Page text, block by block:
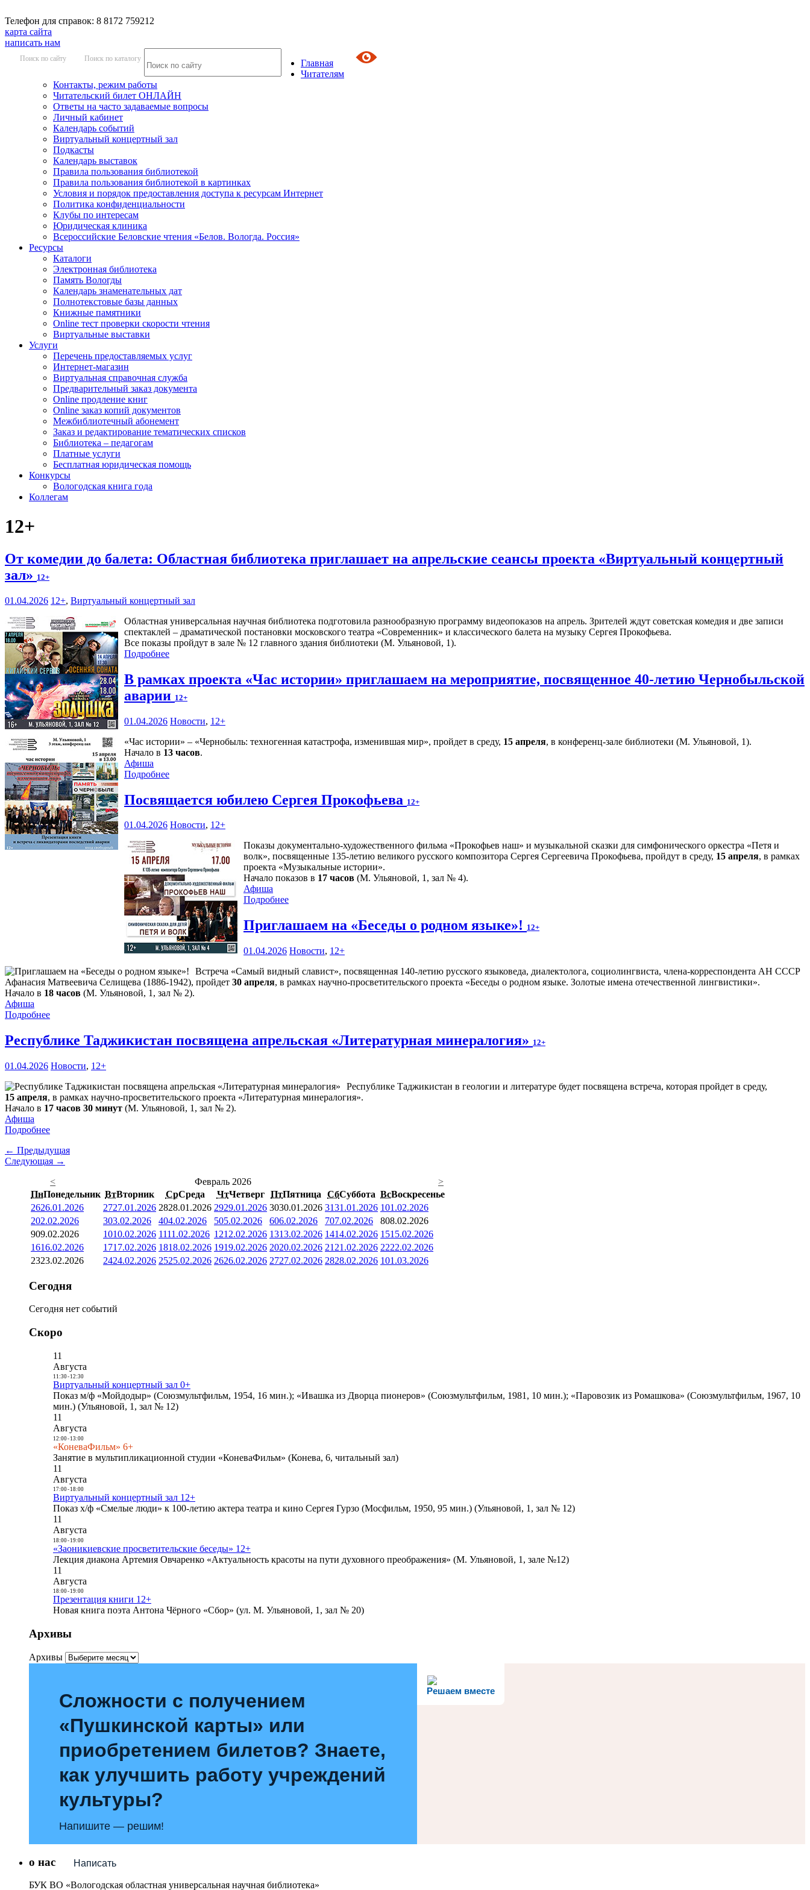
Телефон для справок: 8 8172 759212
карта сайта
написать нам
Поиск по сайту Поиск по каталогу
Главная
Читателям
Контакты, режим работы
Читательский билет ОНЛАЙН
Ответы на часто задаваемые вопросы
Личный кабинет
Календарь событий
Виртуальный концертный зал
Подкасты
Календарь выставок
Правила пользования библиотекой
Правила пользования библиотекой в картинках
Условия и порядок предоставления доступа к ресурсам Интернет
Политика конфиденциальности
Клубы по интересам
Юридическая клиника
Всероссийские Беловские чтения «Белов. Вологда. Россия»
Ресурсы
Каталоги
Электронная библиотека
Память Вологды
Календарь знаменательных дат
Полнотекстовые базы данных
Книжные памятники
Online тест проверки скорости чтения
Виртуальные выставки
Услуги
Перечень предоставляемых услуг
Интернет-магазин
Виртуальная справочная служба
Предварительный заказ документа
Online продление книг
Online заказ копий документов
Межбиблиотечный абонемент
Заказ и редактирование тематических списков
Библиотека – педагогам
Платные услуги
Бесплатная юридическая помощь
Конкурсы
Вологодская книга года
Коллегам
12+
От комедии до балета: Областная библиотека приглашает на апрельские сеансы проекта «Виртуальный концертный
зал» 12+
01.04.2026 12+, Виртуальный концертный зал
Областная универсальная научная библиотека подготовила разнообразную программу видеопоказов на апрель. Зрителей ждут советская комедия и две записи
спектаклей – драматической постановки московского театра «Современник» и классического балета на музыку Сергея Прокофьева.
Все показы пройдут в зале № 12 главного здания библиотеки (М. Ульяновой, 1).
Подробнее
В рамках проекта «Час истории» приглашаем на мероприятие, посвященное 40-летию Чернобыльской
аварии 12+
01.04.2026 Новости, 12+
«Час истории» – «Чернобыль: техногенная катастрофа, изменившая мир», пройдет в среду, 15 апреля, в конференц-зале библиотеки (М. Ульяновой, 1).
Начало в 13 часов.
Афиша
Подробнее
Посвящается юбилею Сергея Прокофьева 12+
01.04.2026 Новости, 12+
Показы документально-художественного фильма «Прокофьев наш» и музыкальной сказки для симфонического оркестра «Петя и
волк», посвященные 135-летию великого русского композитора Сергея Сергеевича Прокофьева, пройдут в среду, 15 апреля, в рамках
проекта «Музыкальные истории».
Начало показов в 17 часов (М. Ульяновой, 1, зал № 4).
Афиша
Подробнее
Приглашаем на «Беседы о родном языке»! 12+
01.04.2026 Новости, 12+
Встреча «Самый видный славист», посвященная 140-летию русского языковеда, диалектолога, социолингвиста, члена-корреспондента АН СССР
Афанасия Матвеевича Селищева (1886-1942), пройдет 30 апреля, в рамках научно-просветительского проекта «Беседы о родном языке. Золотые имена отечественной лингвистики».
Начало в 18 часов (М. Ульяновой, 1, зал № 2).
Афиша
Подробнее
Республике Таджикистан посвящена апрельская «Литературная минералогия» 12+
01.04.2026 Новости, 12+
Республике Таджикистан в геологии и литературе будет посвящена встреча, которая пройдет в среду,
15 апреля, в рамках научно-просветительского проекта «Литературная минералогия».
Начало в 17 часов 30 минут (М. Ульяновой, 1, зал № 2).
Афиша
Подробнее
← Предыдущая
Следующая →
<
Февраль 2026
>
ПнПонедельник ВтВторник СрСреда ЧтЧетверг ПтПятница СбСуббота ВсВоскресенье
2626.01.2026 2727.01.2026 2828.01.2026 2929.01.2026 3030.01.2026 3131.01.2026 101.02.2026
202.02.2026 303.02.2026 404.02.2026 505.02.2026 606.02.2026 707.02.2026 808.02.2026
909.02.2026 1010.02.2026 1111.02.2026 1212.02.2026 1313.02.2026 1414.02.2026 1515.02.2026
1616.02.2026 1717.02.2026 1818.02.2026 1919.02.2026 2020.02.2026 21 21.02.2026 2222.02.2026
2323.02.2026 2424.02.2026 2525.02.2026 2626.02.2026 2727.02.2026 2828.02.2026 101.03.2026
Сегодня
Сегодня нет событий
Скоро
11
Августа
11:30- 12:30
Виртуальный концертный зал 0+
Показ м/ф «Мойдодыр» (Союзмультфильм, 1954, 16 мин.); «Ивашка из Дворца пионеров» (Союзмультфильм, 1981, 10 мин.); «Паровозик из Ромашкова» (Союзмультфильм, 1967, 10
мин.) (Ульяновой, 1, зал № 12)
11
Августа
12:00- 13:00
«КоневаФильм» 6+
Занятие в мультипликационной студии «КоневаФильм» (Конева, 6, читальный зал)
11
Августа
17:00- 18:00
Виртуальный концертный зал 12+
Показ х/ф «Смелые люди» к 100-летию актера театра и кино Сергея Гурзо (Мосфильм, 1950, 95 мин.) (Ульяновой, 1, зал № 12)
11
Августа
18:00- 19:00
«Заоникиевские просветительские беседы» 12+
Лекция диакона Артемия Овчаренко «Актуальность красоты на пути духовного преображения» (М. Ульяновой, 1, зале №12)
11
Августа
18:00- 19:00
Презентация книги 12+
Новая книга поэта Антона Чёрного «Сбор» (ул. М. Ульяновой, 1, зал № 20)
Архивы
Архивы
Решаем вместе
Сложности с получением
«Пушкинской карты» или
приобретением билетов? Знаете,
как улучшить работу учреждений
культуры?
Напишите — решим!
Написать
о нас
БУК ВО «Вологодская областная универсальная научная библиотека»